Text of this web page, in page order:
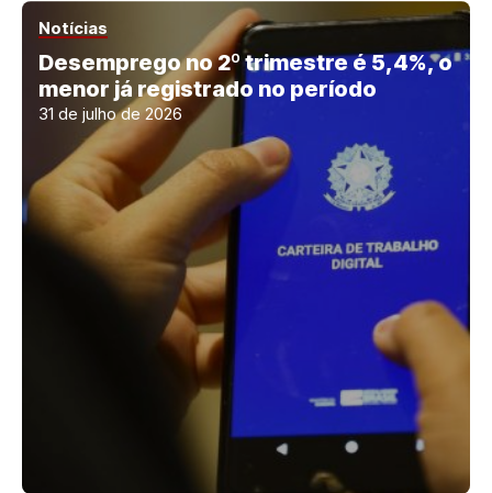
Notícias
Desemprego no 2º trimestre é 5,4%, o
menor já registrado no período
31 de julho de 2026